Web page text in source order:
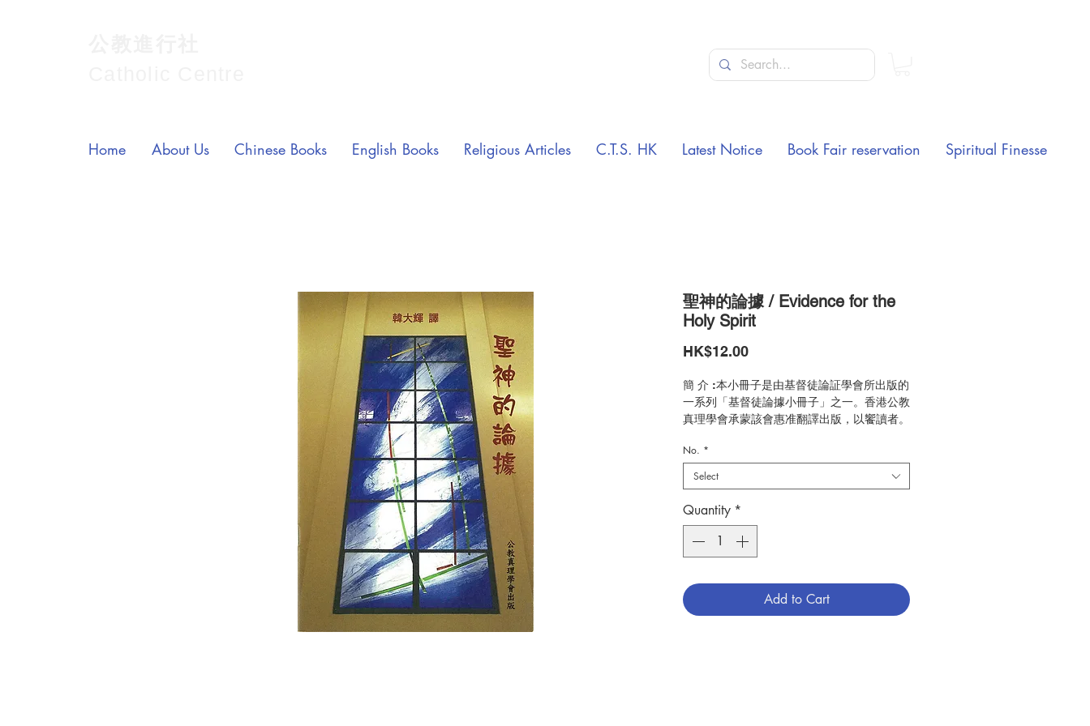
聖神的論據 / Evidence for the
Holy Spirit
HK$12.00Price
簡 介 :本小冊子是由基督徒論証學會所出版的
一系列「基督徒論據小冊子」之一。香港公教
真理學會承蒙該會惠准翻譯出版，以饗讀者。
作 者 :William Purcell
頁 數 :20
分 類 :神學
No. 3066009113
No. *
Select
Quantity *
Add to Cart
Home About Us Chinese Books English Books Religious Articles C.T.S. HK Latest Notice Book Fair reservation Spiritual Finesse